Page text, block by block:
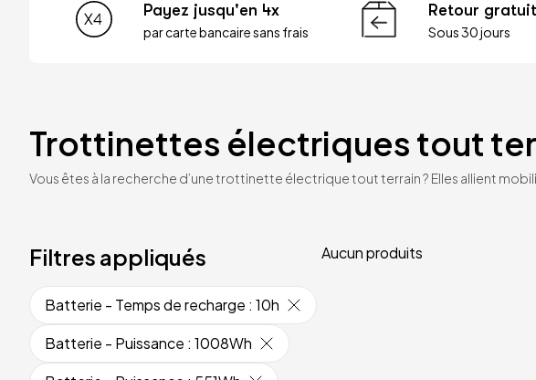
Payez jusqu'en 4x
par carte bancaire sans frais
Retour gratuit
Sous 30 jours
Trottinettes électriques tout
Vous êtes à la recherche d’une trottinette électrique tout terrain ? Elles allient
Filtres appliqués
Batterie - Temps de recharge : 10h
Batterie - Puissance : 1008Wh
Aucun produits